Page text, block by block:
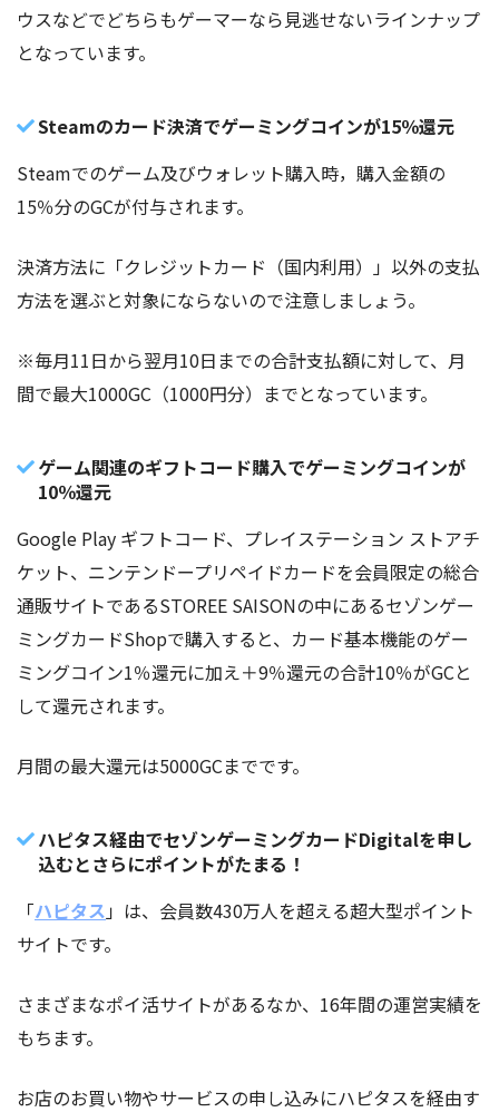
ウスなどでどちらもゲーマーなら見逃せないラインナップ
となっています。
Steamのカード決済でゲーミングコインが15％還元
Steamでのゲーム及びウォレット購入時，購入金額の
15％分のGCが付与されます。
決済方法に「クレジットカード（国内利用）」以外の支払
方法を選ぶと対象にならないので注意しましょう。
※毎月11日から翌月10日までの合計支払額に対して、月
間で最大1000GC（1000円分）までとなっています。
ゲーム関連のギフトコード購入でゲーミングコインが
10％還元
Google Play ギフトコード、プレイステーション ストアチ
ケット、ニンテンドープリペイドカードを会員限定の総合
通販サイトであるSTOREE SAISONの中にあるセゾンゲー
ミングカードShopで購入すると、カード基本機能のゲー
ミングコイン1％還元に加え＋9％還元の合計10％がGCと
して還元されます。
月間の最大還元は5000GCまでです。
ハピタス経由でセゾンゲーミングカードDigitalを申し
込むとさらにポイントがたまる！
「ハピタス 」は、会員数430万人を超える超大型ポイント
サイトです。
さまざまなポイ活サイトがあるなか、16年間の運営実績を
もちます。
お店のお買い物やサービスの申し込みにハピタスを経由す